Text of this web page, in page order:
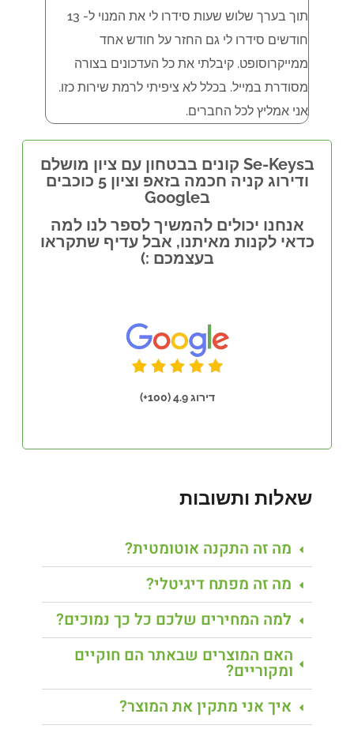
תוך בערך שלוש שעות סידרו לי את המנוי ל- 13
חודשים סידרו לי גם החזר על חודש אחד
ממייקרוסופט. קיבלתי את כל העדכונים בצורה
מסודרת במייל. בכלל לא ציפיתי לרמת שירות כזו.
אני אמליץ לכל החברים.
בSe-Keys קונים בבטחון עם ציון מושלם
ודירוג קניה חכמה בזאפ וציון 5 כוכבים
בGoogle
אנחנו יכולים להמשיך לספר לנו למה
כדאי לקנות מאיתנו, אבל עדיף שתקראו
בעצמכם :)
דירוג 4.9 (100+)
שאלות ותשובות
מה זה התקנה אוטומטית?
מה זה מפתח דיגיטלי?
למה המחירים שלכם כל כך נמוכים?
האם המוצרים שבאתר הם חוקיים
ומקוריים?
איך אני מתקין את המוצר?